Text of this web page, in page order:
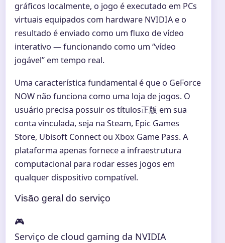
gráficos localmente, o jogo é executado em PCs
virtuais equipados com hardware NVIDIA e o
resultado é enviado como um fluxo de vídeo
interativo — funcionando como um “vídeo
jogável” em tempo real.
Uma característica fundamental é que o GeForce
NOW não funciona como uma loja de jogos. O
usuário precisa possuir os títulos正版 em sua
conta vinculada, seja na Steam, Epic Games
Store, Ubisoft Connect ou Xbox Game Pass. A
plataforma apenas fornece a infraestrutura
computacional para rodar esses jogos em
qualquer dispositivo compatível.
Visão geral do serviço
🎮
Serviço de cloud gaming da NVIDIA